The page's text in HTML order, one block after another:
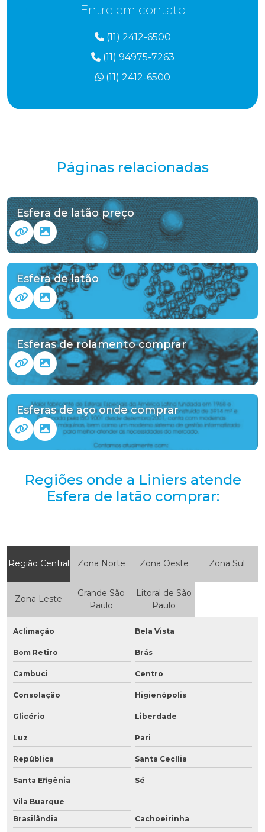
Entre em contato
(11) 2412-6500
(11) 94975-7263
(11) 2412-6500
Páginas relacionadas
Esfera de latão preço
Esfera de latão
Esferas de rolamento comprar
Esferas de aço onde comprar
Regiões onde a Liniers atende
Esfera de latão comprar:
Região Central Zona Norte Zona Oeste Zona Sul
Zona Leste
Grande São
Paulo
Litoral de São
Paulo
Aclimação Bela Vista
Bom Retiro Brás
Cambuci Centro
Consolação Higienópolis
Glicério Liberdade
Luz Pari
República Santa Cecília
Santa Efigênia Sé
Vila Buarque
Brasilândia
Cachoeirinha